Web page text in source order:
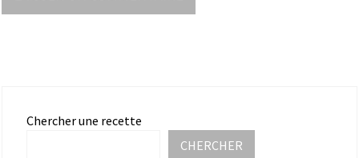
Chercher une recette
CHERCHER